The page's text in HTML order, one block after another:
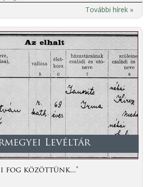
További hírek »
Levéltár
fog közöttünk..."